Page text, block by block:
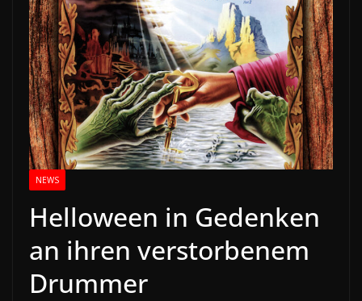
NEWS
Helloween in Gedenken
an ihren verstorbenem
Drummer